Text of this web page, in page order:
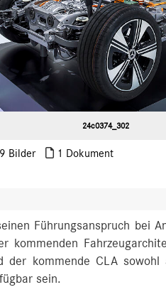
24c0374_302
Bilder 1 Dokument
Führungsanspruch bei
kommenden
der kommende CLA sowohl
sein.